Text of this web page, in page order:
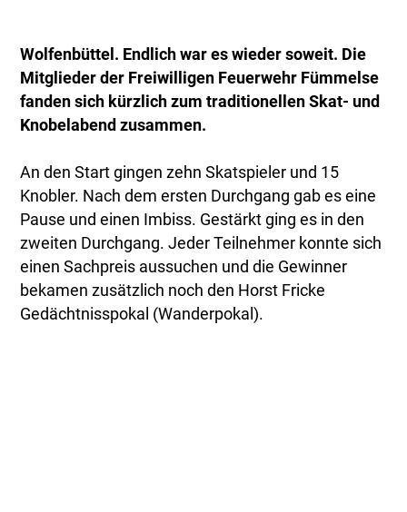
Wolfenbüttel. Endlich war es wieder soweit. Die
Mitglieder der Freiwilligen Feuerwehr Fümmelse
fanden sich kürzlich zum traditionellen Skat- und
Knobelabend zusammen.
An den Start gingen zehn Skatspieler und 15
Knobler. Nach dem ersten Durchgang gab es eine
Pause und einen Imbiss. Gestärkt ging es in den
zweiten Durchgang. Jeder Teilnehmer konnte sich
einen Sachpreis aussuchen und die Gewinner
bekamen zusätzlich noch den Horst Fricke
Gedächtnisspokal (Wanderpokal).